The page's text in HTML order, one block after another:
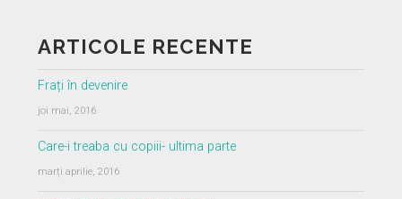
ARTICOLE RECENTE
Frați în devenire
joi mai, 2016
Care-i treaba cu copiii- ultima parte
marți aprilie, 2016